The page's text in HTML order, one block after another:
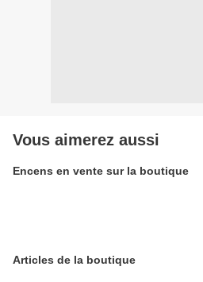
Vous aimerez aussi
Encens en vente sur la boutique
Articles de la boutique